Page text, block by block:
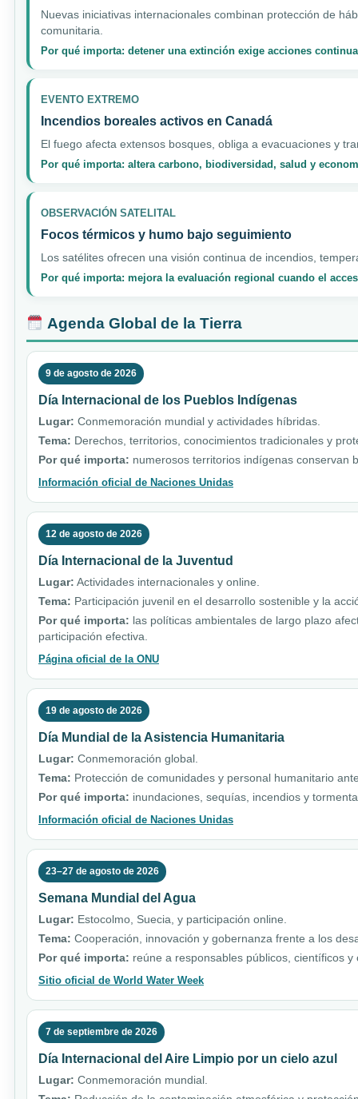
Nuevas iniciativas internacionales combinan protección de
comunitaria.
Por qué importa: detener una extinción exige acciones
EVENTO EXTREMO
Incendios boreales activos en Canadá
El fuego afecta extensos bosques, obliga a evacuaciones y
Por qué importa: altera carbono, biodiversidad, salud y
OBSERVACIÓN SATELITAL
Focos térmicos y humo bajo seguimiento
Los satélites ofrecen una visión continua de incendios,
Por qué importa: mejora la evaluación regional cuando el
Agenda Global de la Tierra
9 de agosto de 2026
Día Internacional de los Pueblos Indígenas
Lugar: Conmemoración mundial y actividades híbridas.
Tema: Derechos, territorios, conocimientos tradicionales y
Por qué importa: numerosos territorios indígenas conservan
Información oficial de Naciones Unidas
12 de agosto de 2026
Día Internacional de la Juventud
Lugar: Actividades internacionales y online.
Tema: Participación juvenil en el desarrollo sostenible y la
Por qué importa: las políticas ambientales de largo plazo
participación efectiva.
Página oficial de la ONU
19 de agosto de 2026
Día Mundial de la Asistencia Humanitaria
Lugar: Conmemoración global.
Tema: Protección de comunidades y personal humanitario
Por qué importa: inundaciones, sequías, incendios y
Información oficial de Naciones Unidas
23–27 de agosto de 2026
Semana Mundial del Agua
Lugar: Estocolmo, Suecia, y participación online.
Tema: Cooperación, innovación y gobernanza frente a los
Por qué importa: reúne a responsables públicos, científicos
Sitio oficial de World Water Week
7 de septiembre de 2026
Día Internacional del Aire Limpio por un cielo azul
Lugar: Conmemoración mundial.